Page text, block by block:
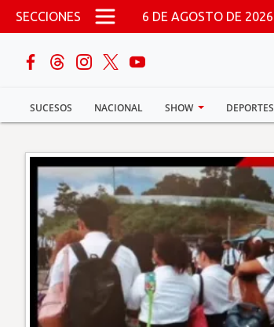
Pasar al contenido principal
SECCIONES 6 DE AGOSTO DE 2026
SUCESOS NACIONAL SHOW DEPORTES
buscar
Sucesos
Nacional
Política
Show
Deportes